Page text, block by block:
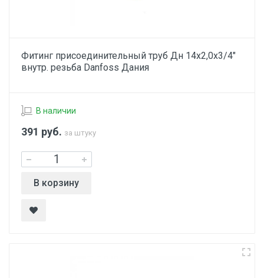
Фитинг присоединительный труб Дн 14х2,0х3/4"
внутр. резьба Danfoss Дания
В наличии
391 руб. за штуку
В корзину